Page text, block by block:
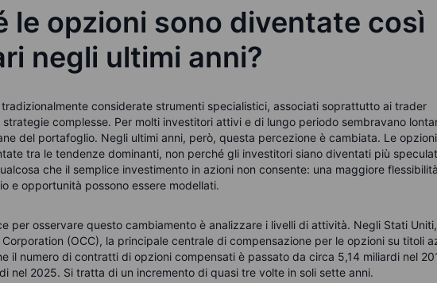
le opzioni sono diventate così
negli ultimi anni?
considerate strumenti specialistici, associati soprattutto ai trader
strategie complesse. Per molti investitori attivi e di lungo periodo sembravano
del portafoglio. Negli ultimi anni, però, questa percezione è cambiata. Le
tra le tendenze dominanti, non perché gli investitori siano diventati più
che il semplice investimento in azioni non consente: una maggiore
e opportunità possono essere modellati.
per osservare questo cambiamento è analizzare i livelli di attività. Negli Stati
(OCC), la principale centrale di compensazione per le opzioni su titoli
il numero di contratti di opzioni compensati è passato da circa 5,14 miliardi nel
nel 2025. Si tratta di un incremento di quasi tre volte in soli sette anni.